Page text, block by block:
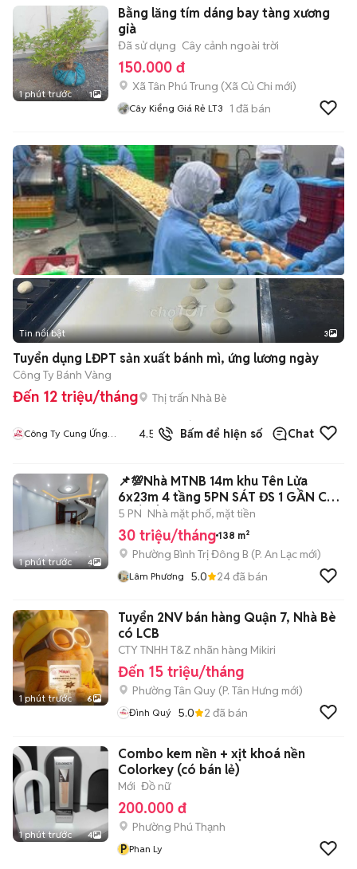
1 phút trước 1
Bằng lăng tím dáng bay tàng xương
già
Đã sử dụng Cây cảnh ngoài trời
150.000 đ
Xã Tân Phú Trung (Xã Củ Chi mới)
Cây Kiểng Giá Rẻ LT3 1 đã bán
Tin nổi bật 3
Tuyển dụng LĐPT sản xuất bánh mì, ứng lương ngày
Công Ty Bánh Vàng
Đến 12 triệu/tháng Thị trấn Nhà Bè
Công Ty Cung Ứng
4.5
137
đã
bán
Bấm để hiện số Chat
1 phút trước 4
📌💯Nhà MTNB 14m khu Tên Lửa
6x23m 4 tầng 5PN SÁT ĐS 1 GẦN CV
PHÚ LÂM
5 PN Nhà mặt phố, mặt tiền
30 triệu/tháng 138 m²
Phường Bình Trị Đông B (P. An Lạc mới)
Lâm Phương 5.0 24đã bán
1 phút trước 6
Tuyển 2NV bán hàng Quận 7, Nhà Bè
có LCB
CTY TNHH T&Z nhãn hàng Mikiri
Đến 15 triệu/tháng
Phường Tân Quy (P. Tân Hưng mới)
Đình Quý 5.0 2 đã bán
1 phút trước 4
Combo kem nền + xịt khoá nền
Colorkey (có bán lẻ)
Mới Đồ nữ
200.000 đ
Phường Phú Thạnh
P Phan Ly